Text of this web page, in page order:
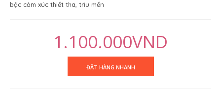
bậc cảm xúc thiết tha, trìu mến
1.100.000VND